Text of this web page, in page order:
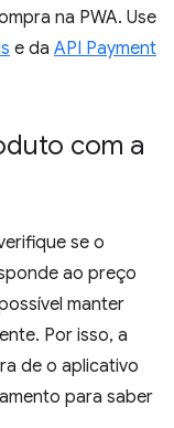
na PWA. Use
e da API Payment
com a
se o
ao preço
manter
Por isso, a
de o aplicativo
para saber